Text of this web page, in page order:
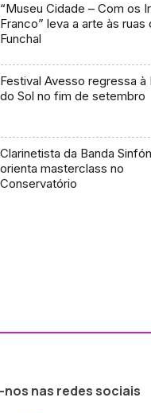
“Museu Cidade – Com os
Franco” leva a arte às ruas
Funchal
Festival Avesso regressa à
do Sol no fim de setembro
Clarinetista da Banda
orienta masterclass no
Conservatório
nos nas redes sociais